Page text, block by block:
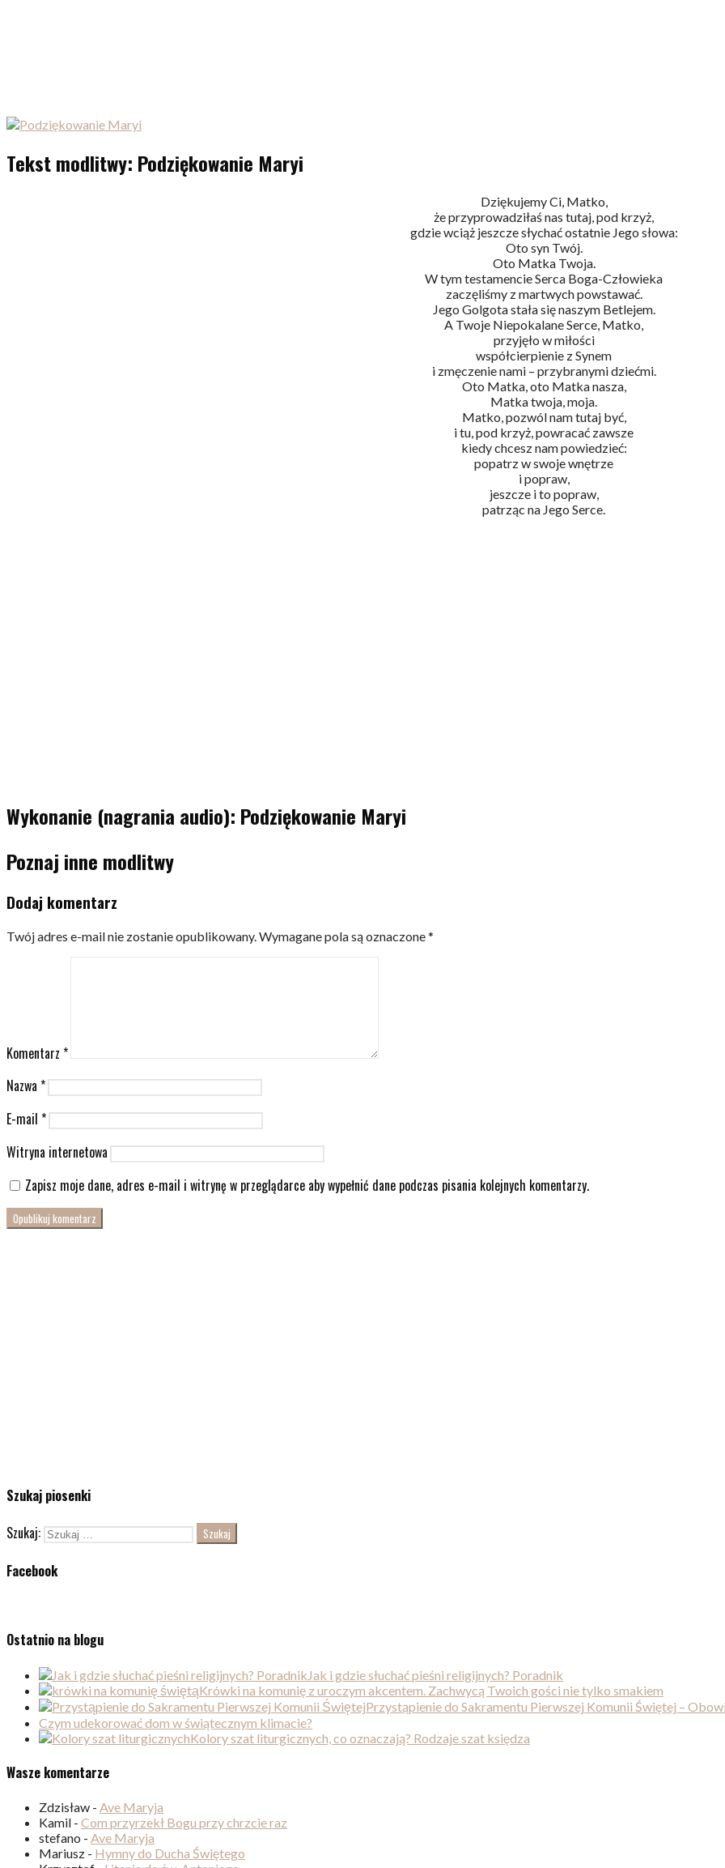
Tekst modlitwy: Podziękowanie Maryi
Dziękujemy Ci, Matko,
że przyprowadziłaś nas tutaj, pod krzyż,
gdzie wciąż jeszcze słychać ostatnie Jego słowa:
Oto syn Twój.
Oto Matka Twoja.
W tym testamencie Serca Boga-Człowieka
zaczęliśmy z martwych powstawać.
Jego Golgota stała się naszym Betlejem.
A Twoje Niepokalane Serce, Matko,
przyjęło w miłości
współcierpienie z Synem
i zmęczenie nami – przybranymi dziećmi.
Oto Matka, oto Matka nasza,
Matka twoja, moja.
Matko, pozwól nam tutaj być,
i tu, pod krzyż, powracać zawsze
kiedy chcesz nam powiedzieć:
popatrz w swoje wnętrze
i popraw,
jeszcze i to popraw,
patrząc na Jego Serce.
Wykonanie (nagrania audio): Podziękowanie Maryi
Poznaj inne modlitwy
Dodaj komentarz
Twój adres e-mail nie zostanie opublikowany.Wymagane pola są oznaczone*
Komentarz *
Nazwa *
E-mail *
Witryna internetowa
Zapisz moje dane, adres e-mail i witrynę w przeglądarce aby wypełnić dane podczas pisania kolejnych komentarzy.
Szukaj piosenki
Szukaj:
Facebook
Ostatnio na blogu
Jak i gdzie słuchać pieśni religijnych? Poradnik
Krówki na komunię z uroczym akcentem. Zachwycą Twoich gości nie tylko smakiem
Przystąpienie do Sakramentu Pierwszej Komunii Świętej –
Czym udekorować dom w świątecznym klimacie?
Kolory szat liturgicznych, co oznaczają? Rodzaje szat księdza
Wasze komentarze
Zdzisław - Ave Maryja
Kamil - Com przyrzekł Bogu przy chrzcie raz
stefano - Ave Maryja
Mariusz - Hymny do Ducha Świętego